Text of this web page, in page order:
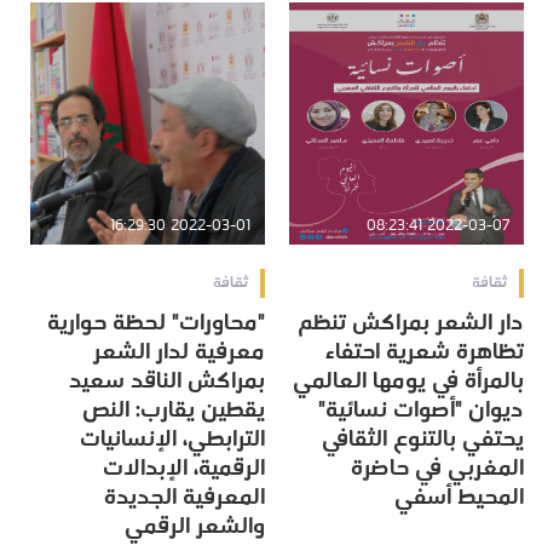
2022-03-07 08:23:41
ثقافة
دار الشعر بمراكش تنظم
تظاهرة شعرية احتفاء
بالمرأة في يومها العالمي
ديوان "أصوات نسائية"
يحتفي بالتنوع الثقافي
المغربي في حاضرة
المحيط أسفي
2022-03-01 16:29:30
ثقافة
"محاورات" لحظة حوارية
معرفية لدار الشعر
بمراكش الناقد سعيد
يقطين يقارب: النص
الترابطي، الإنسانيات
الرقمية، الإبدالات
المعرفية الجديدة
والشعر الرقمي